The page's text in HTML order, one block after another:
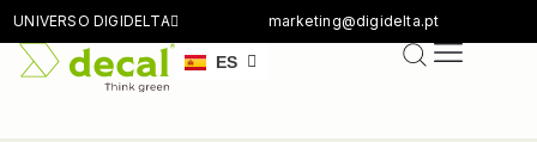
marketing@digidelta.pt
UNIVERSO DIGIDELTA
ES
DE